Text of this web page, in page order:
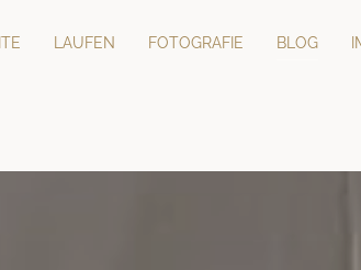
LAUFEN FOTOGRAFIE BLOG